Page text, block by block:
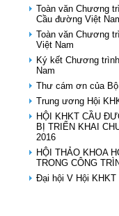
Toàn văn Chương
Cầu đường Việt
Toàn văn Chương
Việt Nam
Ký kết Chương
Nam
Thư cám ơn của
Trung ương Hội
HỘI KHKT CẦU
BỊ TRIỂN KHAI
2016
HỘI THẢO KHOA
TRONG CÔNG
Đại hội V Hội